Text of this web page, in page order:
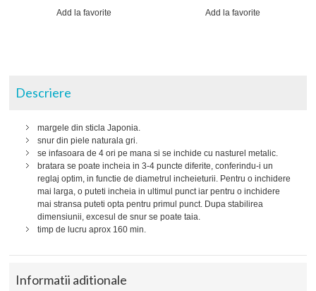
Add la favorite
Add la favorite
Descriere
margele din sticla Japonia.
snur din piele naturala gri.
se infasoara de 4 ori pe mana si se inchide cu nasturel metalic.
bratara se poate incheia in 3-4 puncte diferite, conferindu-i un
reglaj optim, in functie de diametrul incheieturii. Pentru o inchidere
mai larga, o puteti incheia in ultimul punct iar pentru o inchidere
mai stransa puteti opta pentru primul punct. Dupa stabilirea
dimensiunii, excesul de snur se poate taia.
timp de lucru aprox 160 min.
Informatii aditionale